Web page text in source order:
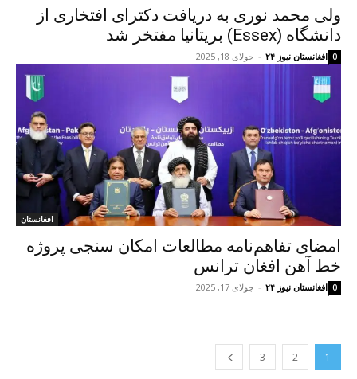
ولی محمد نوری به دریافت دکترای افتخاری از
دانشگاه (Essex) بریتانیا مفتخر شد
افغانستان نیوز ۲۴ - جولای 18, 2025 0
افغانستان
امضای تفاهم‌نامه مطالعات امکان سنجی پروژه
خط ‌آهن افغان ترانس
افغانستان نیوز ۲۴ - جولای 17, 2025 0
1
2
3